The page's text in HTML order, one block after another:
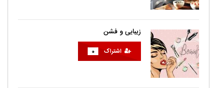
زیبایی و فشن
اشتراک 0